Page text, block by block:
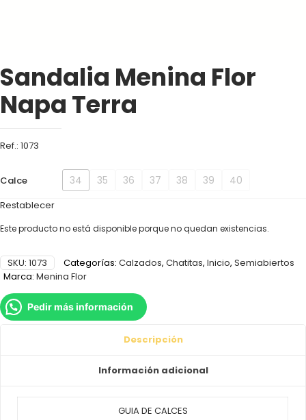
Sandalia Menina Flor
Napa Terra
Ref.: 1073
Calce 34 35 36 37 38 39 40
Restablecer
Este producto no está disponible porque no quedan existencias.
SKU: 1073 Categorías: Calzados, Chatitas, Inicio, Semiabiertos
Marca: Menina Flor
Pedir más información
Descripción
Información adicional
GUIA DE CALCES